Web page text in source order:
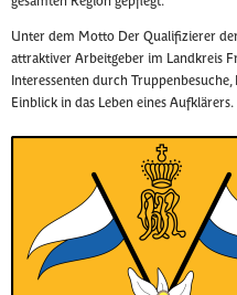
Unter dem Motto Der Qualifizierer
attraktiver Arbeitgeber im Landkreis
Interessenten durch
Einblick in das Leben eines Aufklärers.